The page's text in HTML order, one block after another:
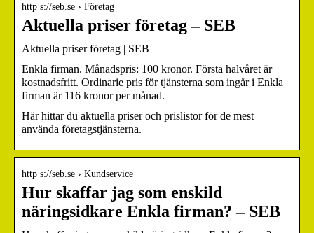
http s://seb.se › Företag
Aktuella priser företag – SEB
Aktuella priser företag | SEB
Enkla firman. Månadspris: 100 kronor. Första halvåret är
kostnadsfritt. Ordinarie pris för tjänsterna som ingår i Enkla
firman är 116 kronor per månad.
Här hittar du aktuella priser och prislistor för de mest
använda företagstjänsterna.
http s://seb.se › Kundservice
Hur skaffar jag som enskild
näringsidkare Enkla firman? – SEB